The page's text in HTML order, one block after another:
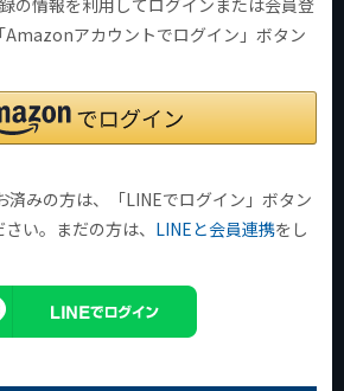
Amazonアカウントでログイン」ボタン
済みの方は、「LINEでログイン」ボタン
い。まだの方は、 LINEと会員連携をし